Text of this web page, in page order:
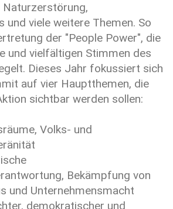
Naturzerstörung,
und viele weitere Themen. So
der "People Power", die
und vielfältigen Stimmen des
Dieses Jahr fokussiert sich
auf vier Hauptthemen, die
sichtbar werden sollen:
Volks- und
Bekämpfung von
und Unternehmensmacht
demokratischer und